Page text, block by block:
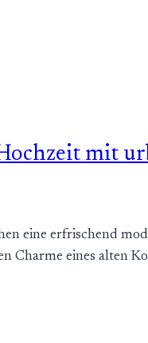
mit
eine erfrischend
Charme eines alten